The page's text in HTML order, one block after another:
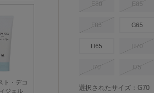
E80 E85
F85 G65
H65 H70
I70 I75
選択されたサイズ：G70